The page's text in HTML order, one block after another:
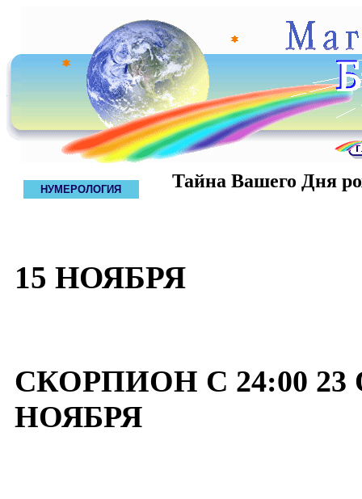
НУМЕРОЛОГИЯ Тайна Вашего Дня
15 НОЯБРЯ
СКОРПИОН С 24:00 23
НОЯБРЯ